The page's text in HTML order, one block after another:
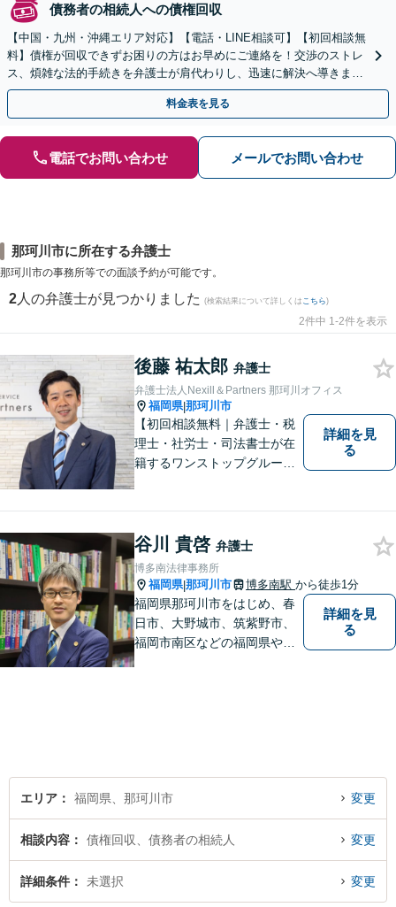
債務者の相続人への債権回収
【中国・九州・沖縄エリア対応】【電話・LINE相談可】【初回相談無
料】債権が回収できずお困りの方はお早めにご連絡を！交渉のストレ
ス、煩雑な法的手続きを弁護士が肩代わりし、迅速に解決へ導きま
す。個人事業主の方もご相談ください。
料金表を見る
電話でお問い合わせ メールでお問い合わせ
那珂川市に所在する弁護士
那珂川市の事務所等での面談予約が可能です。
2 人の弁護士が見つかりました (検索結果について詳しくは こちら)
2件中 1-2件を表示
後藤 祐太郎 弁護士
弁護士法人Nexill＆Partners 那珂川オフィス
福岡県|那珂川市
【初回相談無料｜弁護士・税
理士・社労士・司法書士が在
籍するワンストップグルー
等複数士業の知識が必要な案
件を一括して対応。九州トッ
プクラスの豊富な実績。
詳細を見
る
谷川 貴啓 弁護士
博多南法律事務所
福岡県|那珂川市 博多南駅 から徒歩1分
福岡県那珂川市をはじめ、春
日市、大野城市、筑紫野市、
福岡市南区などの福岡県や九
テラス利用可】
詳細を見
る
エリア 福岡県、那珂川市 変更
相談内容 債権回収、債務者の相続人 変更
詳細条件 未選択 変更